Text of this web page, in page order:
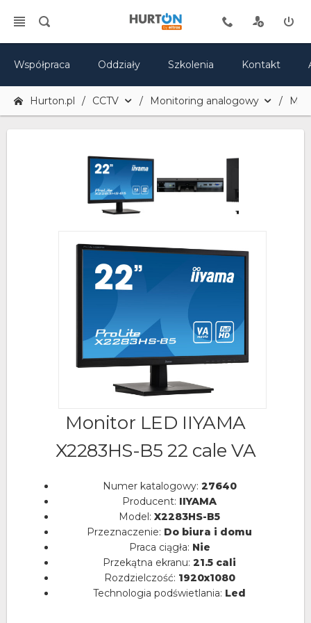
Współpraca Oddziały Szkolenia Kontakt
Hurton.pl CCTV Monitoring analogowy
Monitor LED IIYAMA
X2283HS-B5 22 cale VA
Numer katalogowy: 27640
Producent: IIYAMA
Model: X2283HS-B5
Przeznaczenie: Do biura i domu
Praca ciągła: Nie
Przekątna ekranu: 21.5 cali
Rozdzielczość: 1920x1080
Technologia podświetlania: Led